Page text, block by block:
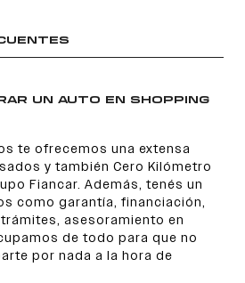
UN AUTO EN SHOPPING
te ofrecemos una extensa
y también Cero Kilómetro
Fiancar. Además, tenés un
como garantía, financiación,
asesoramiento en
de todo para que no
por nada a la hora de